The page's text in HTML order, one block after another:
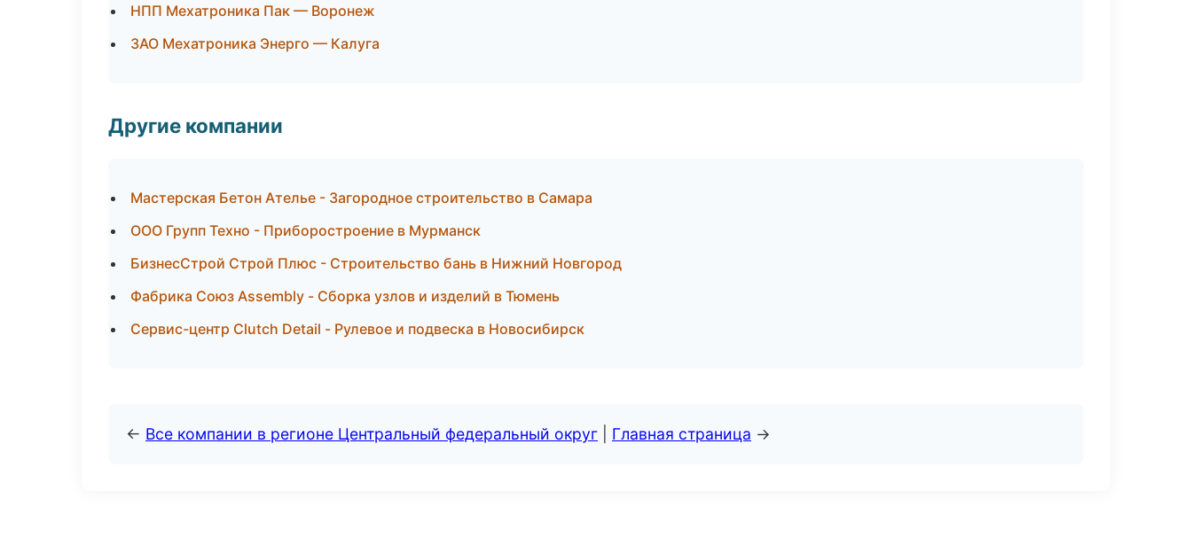
НПП Мехатроника Пак — Воронеж
ЗАО Мехатроника Энерго — Калуга
Другие компании
Мастерская Бетон Ателье - Загородное строительство в Самара
ООО Групп Техно - Приборостроение в Мурманск
БизнесСтрой Строй Плюс - Строительство бань в Нижний Новгород
Фабрика Союз Assembly - Сборка узлов и изделий в Тюмень
Сервис-центр Clutch Detail - Рулевое и подвеска в Новосибирск
← Все компании в регионе Центральный федеральный округ Главная страница →